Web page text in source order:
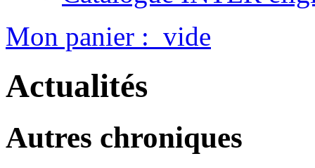
Mon panier : vide
Actualités
Autres chroniques